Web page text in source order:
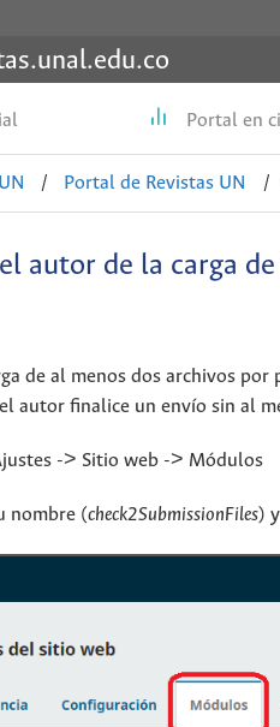
Portal en
/ Portal de Revistas UN /
autor de la carga
de al menos dos archivos
autor finalice un envío sin al
-> Sitio web -> Módulos
nombre (check2SubmissionFiles)